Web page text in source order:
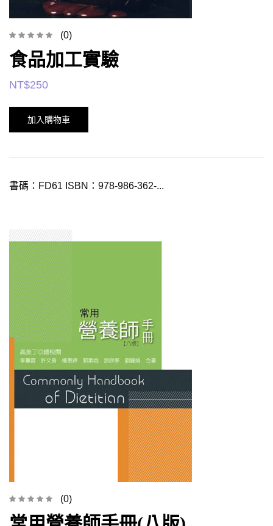
(0)
食品加工實驗
NT$250
加入購物車
書碼：FD61 ISBN：978-986-362-...
(0)